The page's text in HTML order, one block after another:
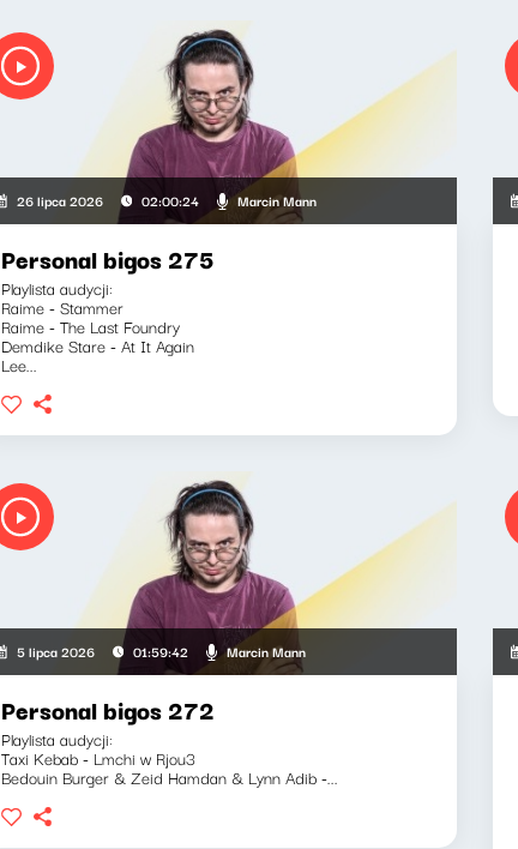
26 lipca 2026 02:00:24 Marcin Mann
Personal bigos 275
Playlista audycji:
Raime - Stammer
Raime - The Last Foundry
Demdike Stare - At It Again
Lee...
5 lipca 2026 01:59:42 Marcin Mann
Personal bigos 272
Playlista audycji:
Taxi Kebab - Lmchi w Rjou3
Bedouin Burger & Zeid Hamdan & Lynn Adib -...